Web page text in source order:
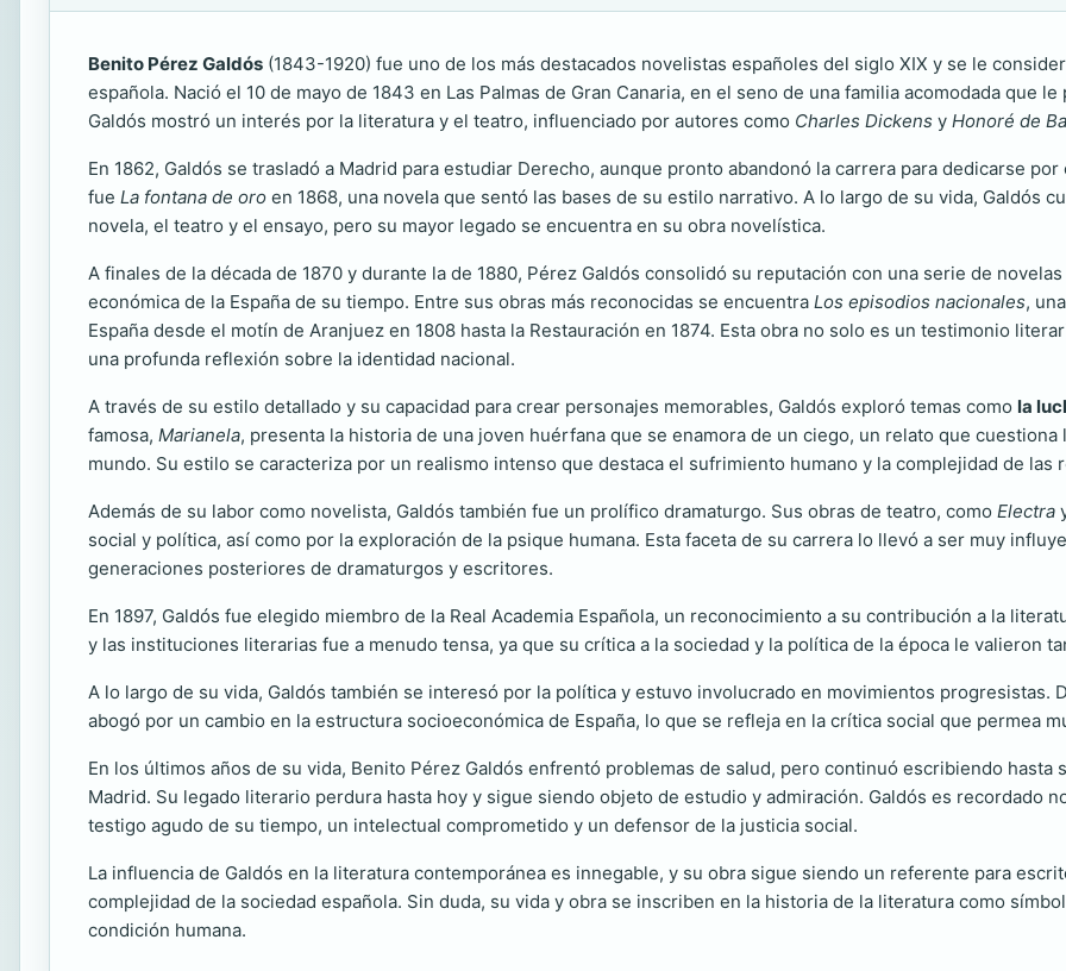
Benito Pérez Galdós (1843-1920) fue uno de los más destacados novelistas españoles del siglo XIX y se le
española. Nació el 10 de mayo de 1843 en Las Palmas de Gran Canaria, en el seno de una familia acomodada que
Galdós mostró un interés por la literatura y el teatro, influenciado por autores como Charles Dickens y Honoré de
En 1862, Galdós se trasladó a Madrid para estudiar Derecho, aunque pronto abandonó la carrera para dedicarse
fue La fontana de oro en 1868, una novela que sentó las bases de su estilo narrativo. A lo largo de su vida, Galdós
novela, el teatro y el ensayo, pero su mayor legado se encuentra en su obra novelística.
A finales de la década de 1870 y durante la de 1880, Pérez Galdós consolidó su reputación con una serie de
económica de la España de su tiempo. Entre sus obras más reconocidas se encuentra Los episodios nacionales,
España desde el motín de Aranjuez en 1808 hasta la Restauración en 1874. Esta obra no solo es un testimonio
una profunda reflexión sobre la identidad nacional.
A través de su estilo detallado y su capacidad para crear personajes memorables, Galdós exploró temas como la
famosa, Marianela, presenta la historia de una joven huérfana que se enamora de un ciego, un relato que
mundo. Su estilo se caracteriza por un realismo intenso que destaca el sufrimiento humano y la complejidad de las
Además de su labor como novelista, Galdós también fue un prolífico dramaturgo. Sus obras de teatro, como Electra
social y política, así como por la exploración de la psique humana. Esta faceta de su carrera lo llevó a ser muy
generaciones posteriores de dramaturgos y escritores.
En 1897, Galdós fue elegido miembro de la Real Academia Española, un reconocimiento a su contribución a la
y las instituciones literarias fue a menudo tensa, ya que su crítica a la sociedad y la política de la época le valieron
A lo largo de su vida, Galdós también se interesó por la política y estuvo involucrado en movimientos progresistas.
abogó por un cambio en la estructura socioeconómica de España, lo que se refleja en la crítica social que permea
En los últimos años de su vida, Benito Pérez Galdós enfrentó problemas de salud, pero continuó escribiendo
Madrid. Su legado literario perdura hasta hoy y sigue siendo objeto de estudio y admiración. Galdós es recordado
testigo agudo de su tiempo, un intelectual comprometido y un defensor de la justicia social.
La influencia de Galdós en la literatura contemporánea es innegable, y su obra sigue siendo un referente para
complejidad de la sociedad española. Sin duda, su vida y obra se inscriben en la historia de la literatura como
condición humana.